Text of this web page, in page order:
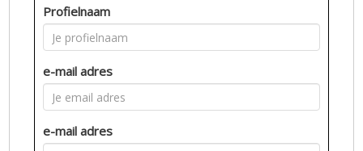
Profielnaam
e-mail adres
e-mail adres